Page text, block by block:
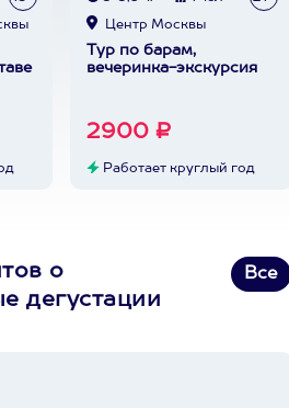
Центр Москвы
Тур по барам,
вечеринка-экскурсия
2900 ₽
Работает круглый год
о
дегустации
Все